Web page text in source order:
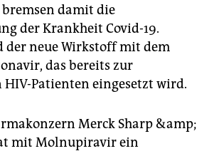
damit die
der Krankheit Covid-19.
neue Wirkstoff mit dem
das bereits zur
HIV-Patienten eingesetzt wird.
Merck Sharp &amp;
mit Molnupiravir ein